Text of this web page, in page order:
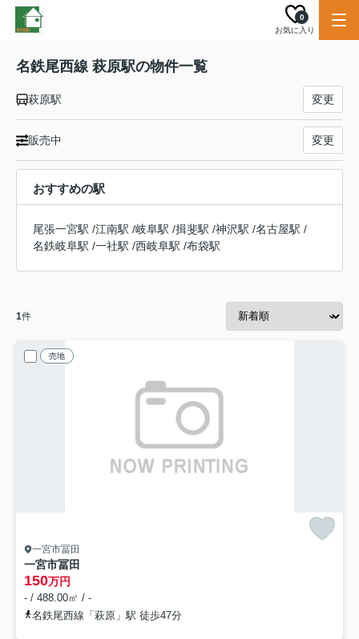
お気に入り
0
名鉄尾西線 萩原駅の物件一覧
萩原駅 変更
販売中 変更
おすすめの駅
尾張一宮駅 /江南駅 /岐阜駅 /揖斐駅 /神沢駅 /名古屋駅 /
名鉄岐阜駅 /一社駅 /西岐阜駅 /布袋駅
1件
売地
一宮市冨田
一宮市冨田
150万円
- / 488.00㎡ / -
名鉄尾西線「萩原」駅 徒歩47分